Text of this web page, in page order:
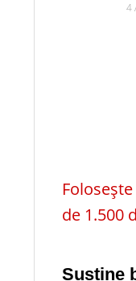
4
de 1.500
Susține